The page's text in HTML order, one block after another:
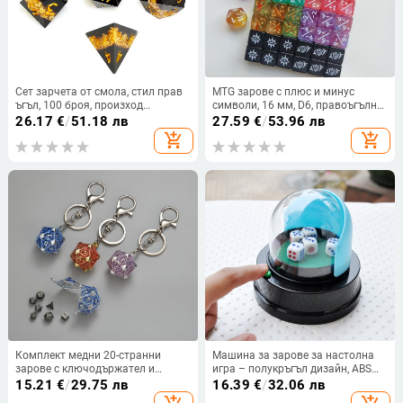
Сет зарчета от смола, стил прав
ъгъл, 100 броя, произход
Гуандонг
26.17 €/51.18 лв
add_shopping_cart
MTG зарове с плюс и минус
символи, 16 мм, D6, правоъгълна
форма, многоцветни за
27.59 €/53.96 лв
add_shopping_cart
Комплект медни 20-странни
зарове с ключодържател и
подвеска дракон, със заоблени
ъгли, възможна персонализация
15.21 €/29.75 лв
Машина за зарове за настолна
игра – полукръгъл дизайн, ABS
корпус, опаковка 36 броя,
образователно-интерактивна
16.39 €/32.06 лв